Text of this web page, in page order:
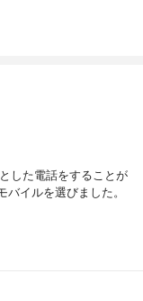
した電話をすることが
イルを選びました。